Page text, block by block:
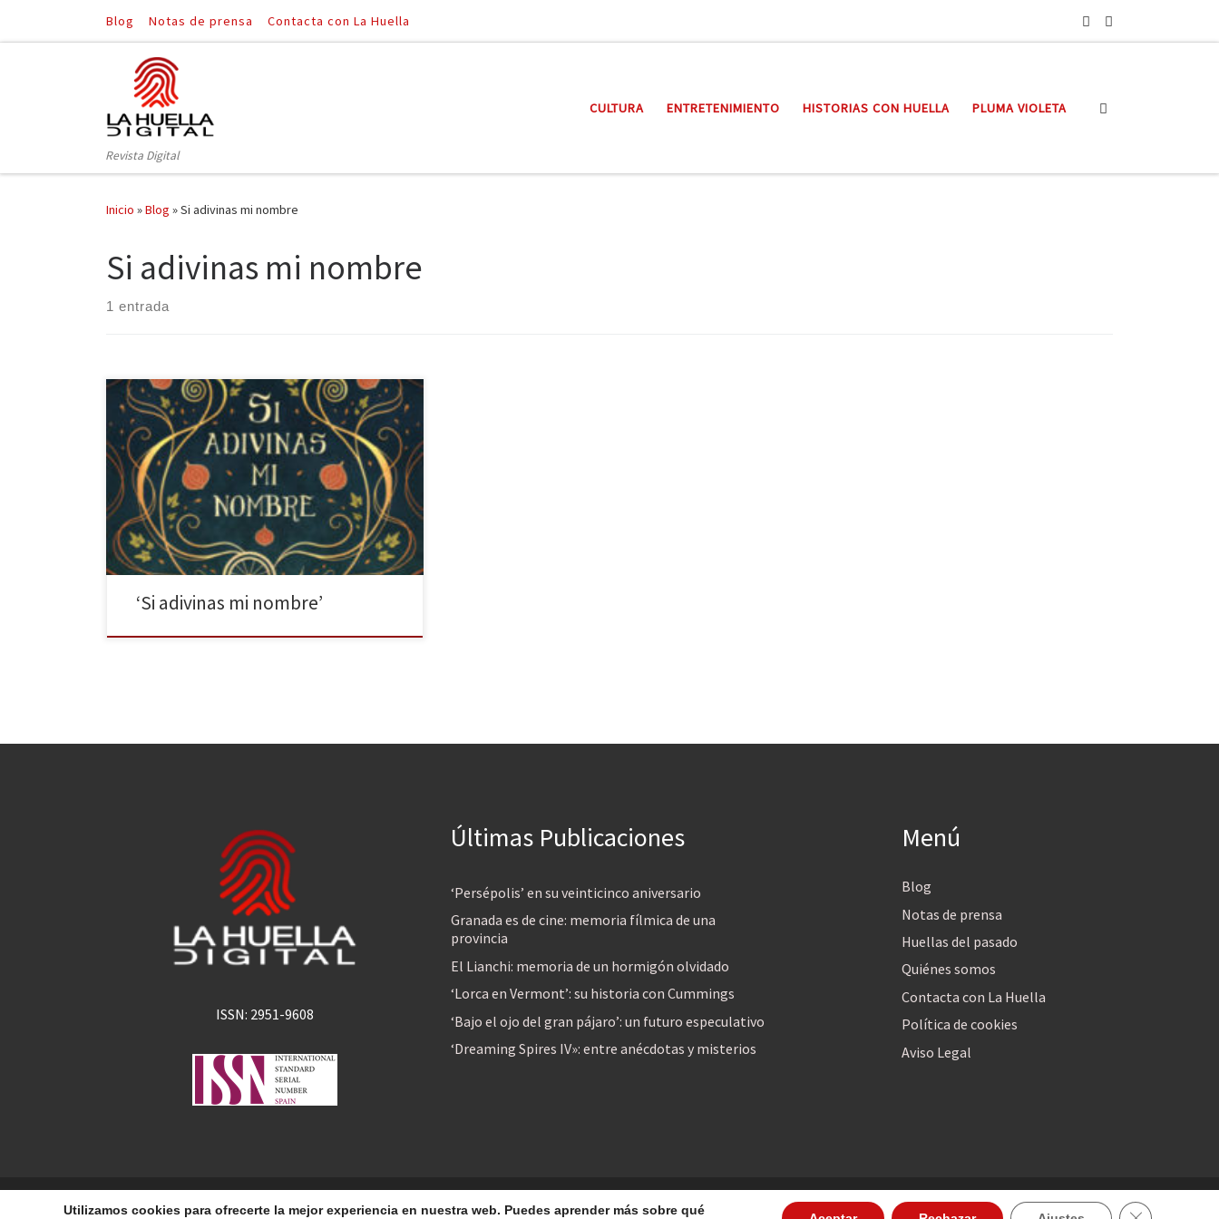
Saltar al contenido
Blog Notas de prensa Contacta con La Huella
Revista Digital
CULTURA ENTRETENIMIENTO HISTORIAS CON HUELLA PLUMA VIOLETA
Inicio »Blog »Si adivinas mi nombre
Si adivinas mi nombre
1 entrada
Literup publica Si adivinas mi nombre de Helena
Vicente y Vincent L. Ochoa, una novela corta
englobada en el Proyecto Iris, una iniciativa de la
editorial que quiere mostrar personajes LGBTIAQ+ en
la novela romántica. Este relato se construye sobre
el cuento tradicional de Rumpelstiltskin. La reescritura
mantiene todo el espíritu del original, la simbología y
la mitología de los […]
‘Si adivinas mi nombre’
ISSN: 2951-9608
Últimas Publicaciones
‘Persépolis’ en su veinticinco aniversario
Granada es de cine: memoria fílmica de una
provincia
El Lianchi: memoria de un hormigón olvidado
‘Lorca en Vermont’: su historia con Cummings
‘Bajo el ojo del gran pájaro’: un futuro especulativo
‘Dreaming Spires IV»: entre anécdotas y misterios
Menú
Blog
Notas de prensa
Huellas del pasado
Quiénes somos
Contacta con La Huella
Política de cookies
Aviso Legal
© 2026La Huella Digital – Todos los derechos reservados
Utilizamos cookies para ofrecerte la mejor experiencia en nuestra web. Puedes aprender más sobre qué Cerrar el